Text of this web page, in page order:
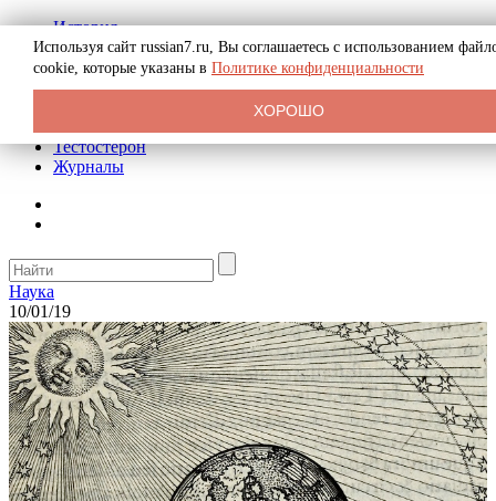
История
Биография
Криминал
Реклама на сайте
Тестостерон
Журналы
Наука
10/01/19
Используя сайт russian7.ru, Вы соглашаетесь с использованием
cookie, которые указаны в Политике конфиденциальности
ХОРОШО